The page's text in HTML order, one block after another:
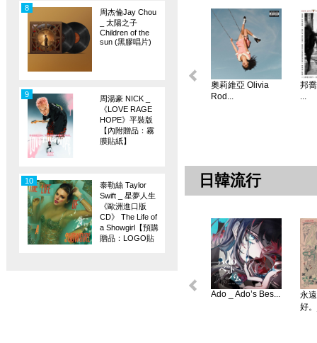
周杰倫Jay Chou
_ 太陽之子
Children of the
sun (黑膠唱片)
8
周湯豪 NICK _
《LOVE RAGE
HOPE》平裝版
【內附贈品：霧
膜貼紙】
9
泰勒絲 Taylor
Swift _ 星夢人生
《歐洲進口版
CD》 The Life of
a Showgirl【預購
贈品：LOGO貼
10
奧莉維亞 Olivia
Rod...
邦
...
日韓流行
Ado _ Ado’s Bes...
永
好